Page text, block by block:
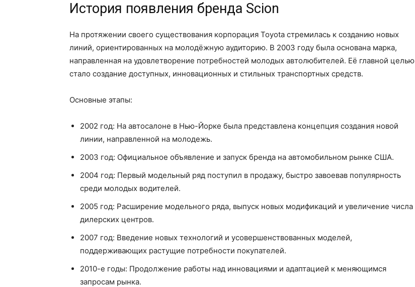
История появления бренда Scion
На протяжении своего существования корпорация Toyota стремилась к созданию новых
линий, ориентированных на молодёжную аудиторию. В 2003 году была основана марка,
направленная на удовлетворение потребностей молодых автолюбителей. Её главной целью
стало создание доступных, инновационных и стильных транспортных средств.
Основные этапы:
2002 год: На автосалоне в Нью-Йорке была представлена концепция создания новой
линии, направленной на молодежь.
2003 год: Официальное объявление и запуск бренда на автомобильном рынке США.
2004 год: Первый модельный ряд поступил в продажу, быстро завоевав популярность
среди молодых водителей.
2005 год: Расширение модельного ряда, выпуск новых модификаций и увеличение числа
дилерских центров.
2007 год: Введение новых технологий и усовершенствованных моделей,
поддерживающих растущие потребности покупателей.
2010-е годы: Продолжение работы над инновациями и адаптацией к меняющимся
запросам рынка.